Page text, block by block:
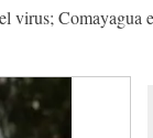
virus; Comayagua